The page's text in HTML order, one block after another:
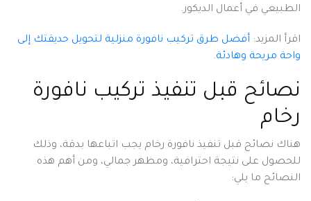
الطبيعي في أعمال الديكور.
اقرأ المزيد: أفضل طرق تركيب نافورة منزلية لتحويل حديقتك إلى
واحة مريحة وهادئة.
نصائح قبل تنفيذ تركيب نافورة
رخام
هناك نصائح قبل تنفيذ نافورة رخام يجب اتباعها بدقة، وذلك
للحصول على نتيجة احترافية، ومظهر جمالي، ومن أهم هذه
النصائح ما يلي: